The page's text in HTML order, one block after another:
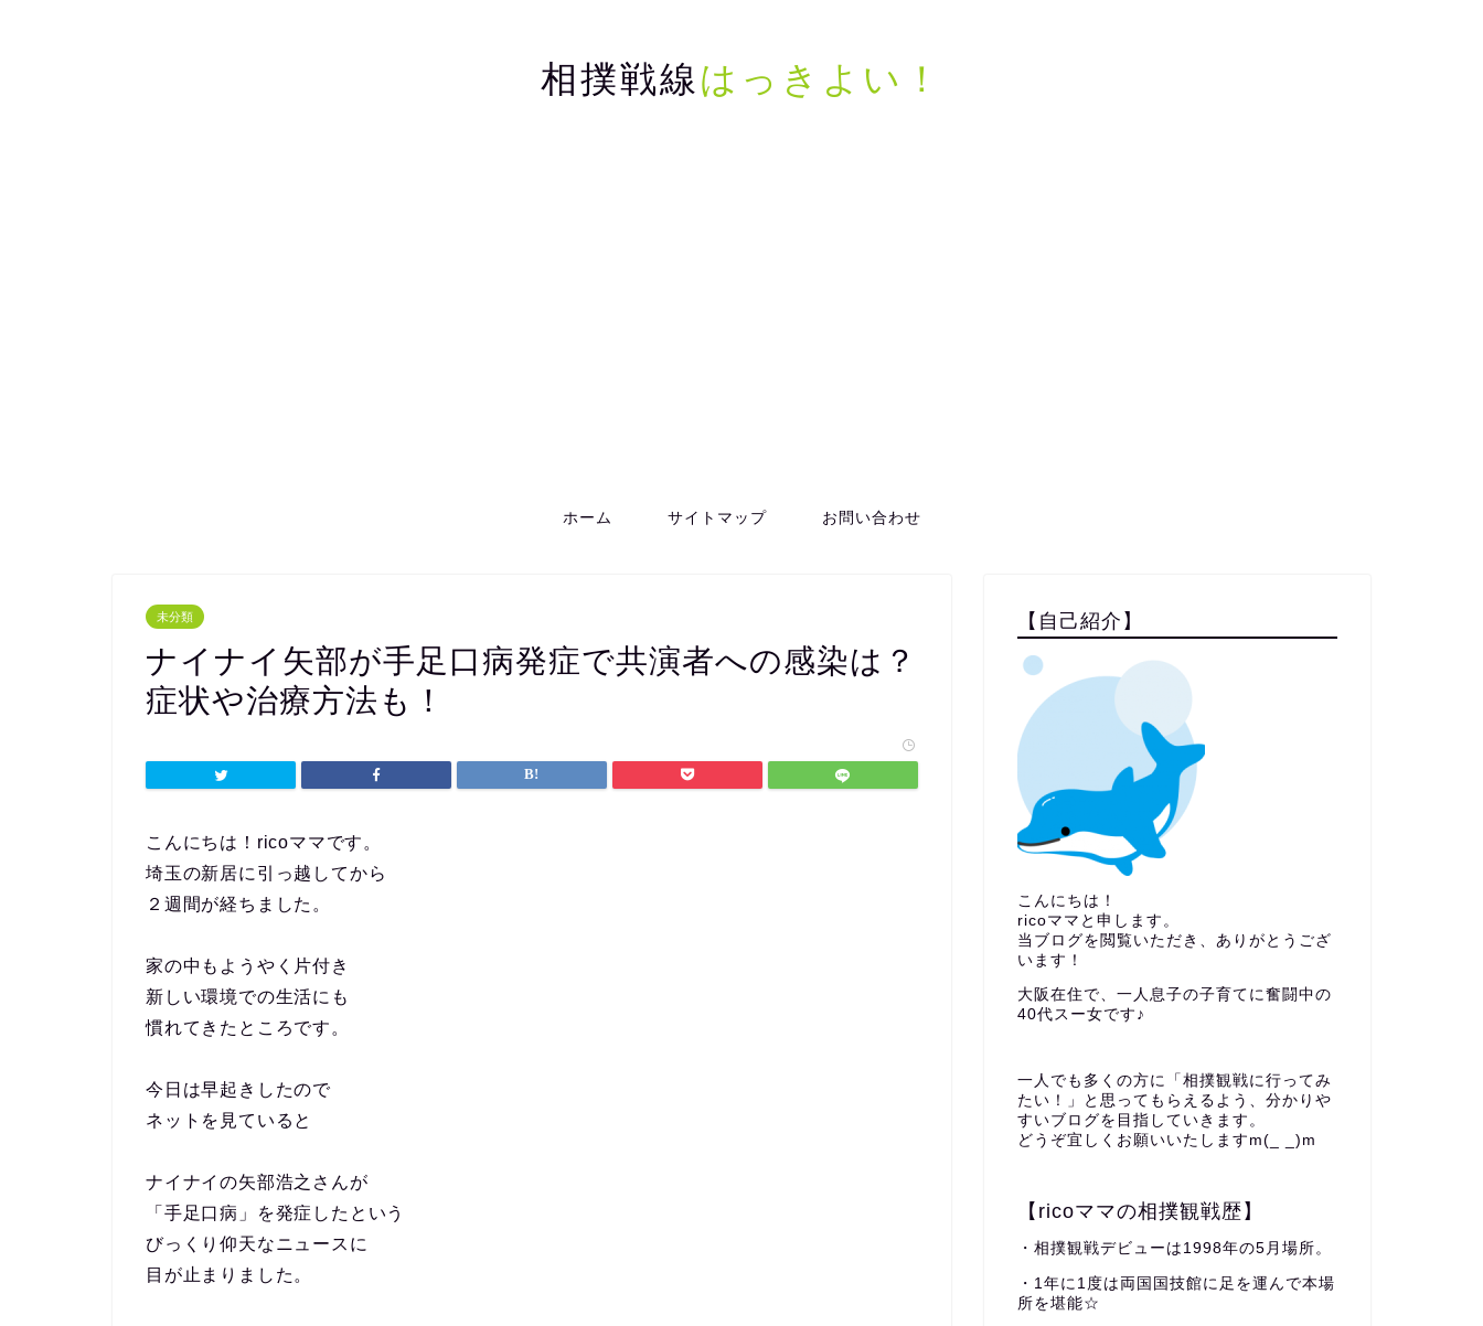
相撲戦線はっきよい！
ホーム サイトマップ お問い合わせ
未分類
ナイナイ矢部が手足口病発症で共演者への感染は？
症状や治療方法も！
こんにちは！ricoママです。
埼玉の新居に引っ越してから
２週間が経ちました。
家の中もようやく片付き
新しい環境での生活にも
慣れてきたところです。
今日は早起きしたので
ネットを見ていると
ナイナイの矢部浩之さんが
「手足口病」を発症したという
びっくり仰天なニュースに
目が止まりました。
【自己紹介】
こんにちは！
ricoママと申します。
当ブログを閲覧いただき、ありがとうござ
います！
大阪在住で、一人息子の子育てに奮闘中の
40代スー女です♪
一人でも多くの方に「相撲観戦に行ってみ
たい！」と思ってもらえるよう、分かりや
すいブログを目指していきます。
どうぞ宜しくお願いいたしますm(_ _)m
【ricoママの相撲観戦歴】
・相撲観戦デビューは1998年の5月場所。
・1年に1度は両国国技館に足を運んで本場
所を堪能☆